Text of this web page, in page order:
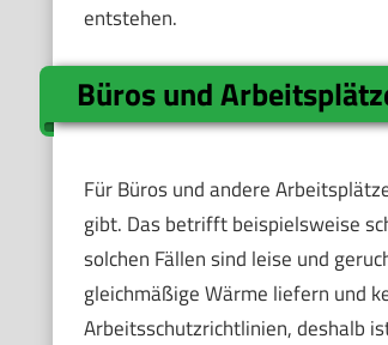
entstehen.
Büros und
Für Büros und andere
gibt. Das betrifft beispielsweise
solchen Fällen sind leise und
gleichmäßige Wärme liefern und
Arbeitsschutzrichtlinien, deshalb